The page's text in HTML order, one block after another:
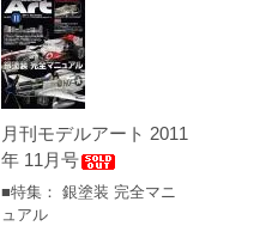
月刊モデルアート 2011
年 11月号
■特集： 銀塗装 完全マニ
ュアル